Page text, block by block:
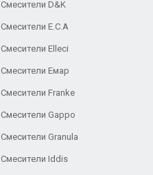
Смесители D&K
Смесители E.C.A
Смесители Elleci
Смесители Емар
Смесители Franke
Смесители Gappo
Смесители Granula
Смесители Iddis